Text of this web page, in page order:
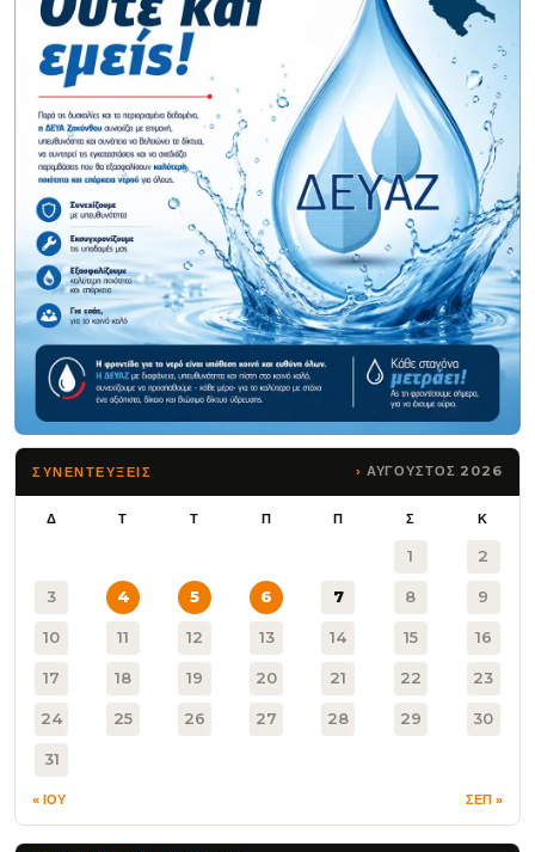
ΣΥΝΕΝΤΕΥΞΕΙΣ ΑΥΓΟΥΣΤΟΣ 2026
Δ Τ Τ Π Π Σ Κ
1 2
3 4 5 6 7 8 9
10 11 12 13 14 15 16
17 18 19 20 21 22 23
24 25 26 27 28 29 30
31
« ΙΟΥ ΣΕΠ »